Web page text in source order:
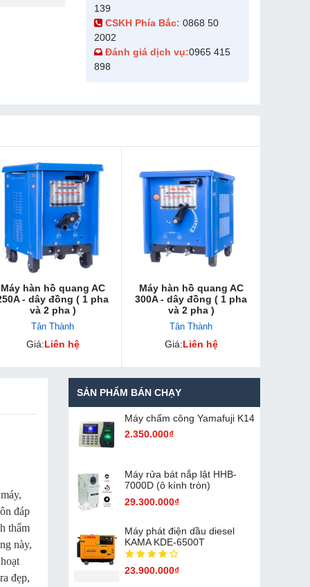
139
CSKH Phía Bắc: 0868 50
2002
Đánh giá dịch vụ:0965 415
898
Máy hàn hồ quang AC
- dây đồng ( 1 pha
và 2 pha )
Tân Thành
Giá:Liên hệ
Máy hàn hồ quang AC
300A - dây đồng ( 1 pha
và 2 pha )
Tân Thành
Giá:Liên hệ
đáp
thẩm
này,
đẹp,
SẢN PHẨM BÁN CHẠY
Máy chấm cô​ng Yamafuji K14
2.350.000₫
Máy rửa bát nắp lật HHB-
7000D (ô kính tròn)
29.300.000₫
Máy phát điện dầu diesel
KAMA KDE-6500T
23.900.000₫